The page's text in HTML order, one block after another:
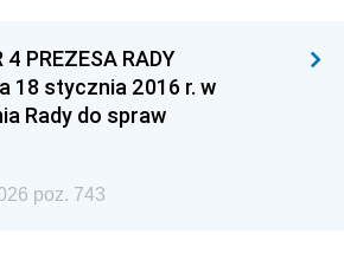
PREZESA RADY
18 stycznia 2016 r. w
Rady do spraw
poz. 743